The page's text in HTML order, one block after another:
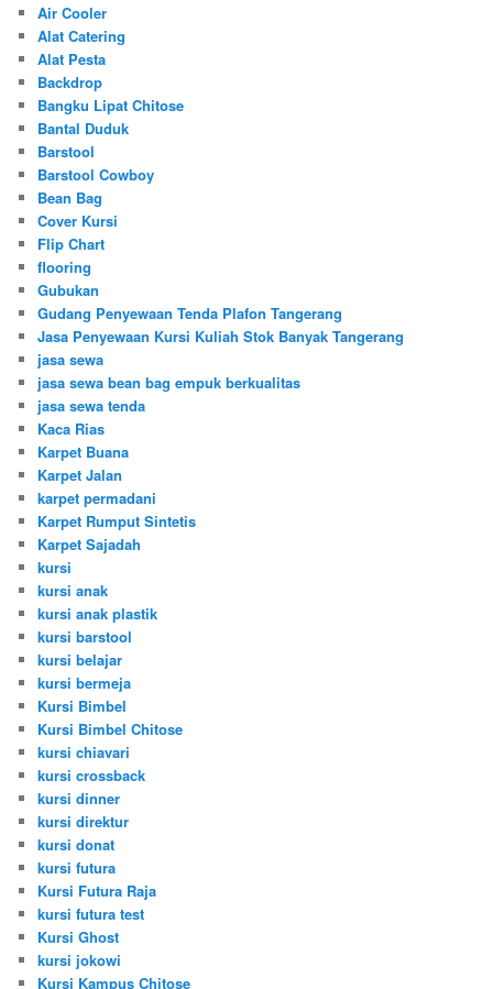
Air Cooler
Alat Catering
Alat Pesta
Backdrop
Bangku Lipat Chitose
Bantal Duduk
Barstool
Barstool Cowboy
Bean Bag
Cover Kursi
Flip Chart
flooring
Gubukan
Gudang Penyewaan Tenda Plafon Tangerang
Jasa Penyewaan Kursi Kuliah Stok Banyak Tangerang
jasa sewa
jasa sewa bean bag empuk berkualitas
jasa sewa tenda
Kaca Rias
Karpet Buana
Karpet Jalan
karpet permadani
Karpet Rumput Sintetis
Karpet Sajadah
kursi
kursi anak
kursi anak plastik
kursi barstool
kursi belajar
kursi bermeja
Kursi Bimbel
Kursi Bimbel Chitose
kursi chiavari
kursi crossback
kursi dinner
kursi direktur
kursi donat
kursi futura
Kursi Futura Raja
kursi futura test
Kursi Ghost
kursi jokowi
Kursi Kampus Chitose